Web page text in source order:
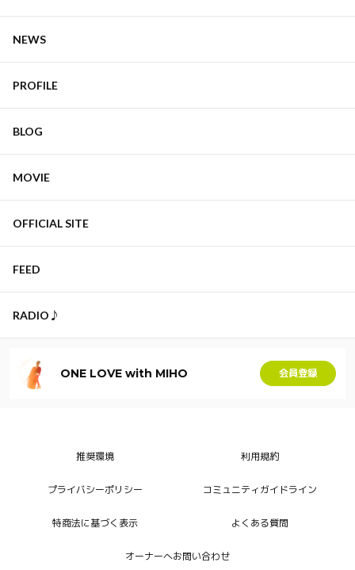
NEWS
PROFILE
BLOG
MOVIE
OFFICIAL SITE
FEED
RADIO♪
ONE LOVE with MIHO 会員登録
推奨環境 利用規約
プライバシーポリシー コミュニティガイドライン
特商法に基づく表示 よくある質問
オーナーへお問い合わせ